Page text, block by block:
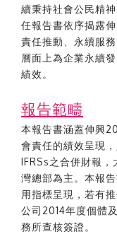
續秉持社會公民精
任報告書依序揭露
責任推動、永續服
層面上為企業永續
績效。
報告範疇
本報告書涵蓋伸興
會責任的績效呈現
IFRSs之合併財報
灣總部為主。本報
用指標呈現，若有
公司2014年度個體
務所查核簽證。